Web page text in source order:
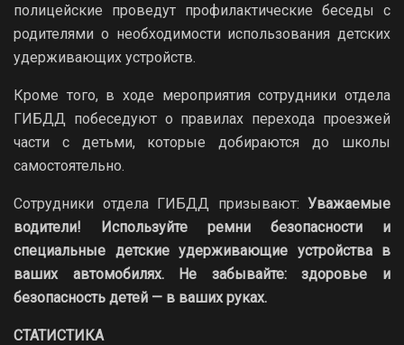
полицейские проведут профилактические беседы с
родителями о необходимости использования детских
удерживающих устройств.
Кроме того, в ходе мероприятия сотрудники отдела
ГИБДД побеседуют о правилах перехода проезжей
части с детьми, которые добираются до школы
самостоятельно.
Сотрудники отдела ГИБДД призывают: Уважаемые
водители! Используйте ремни безопасности и
специальные детские удерживающие устройства в
ваших автомобилях. Не забывайте: здоровье и
безопасность детей — в ваших руках.
СТАТИСТИКА